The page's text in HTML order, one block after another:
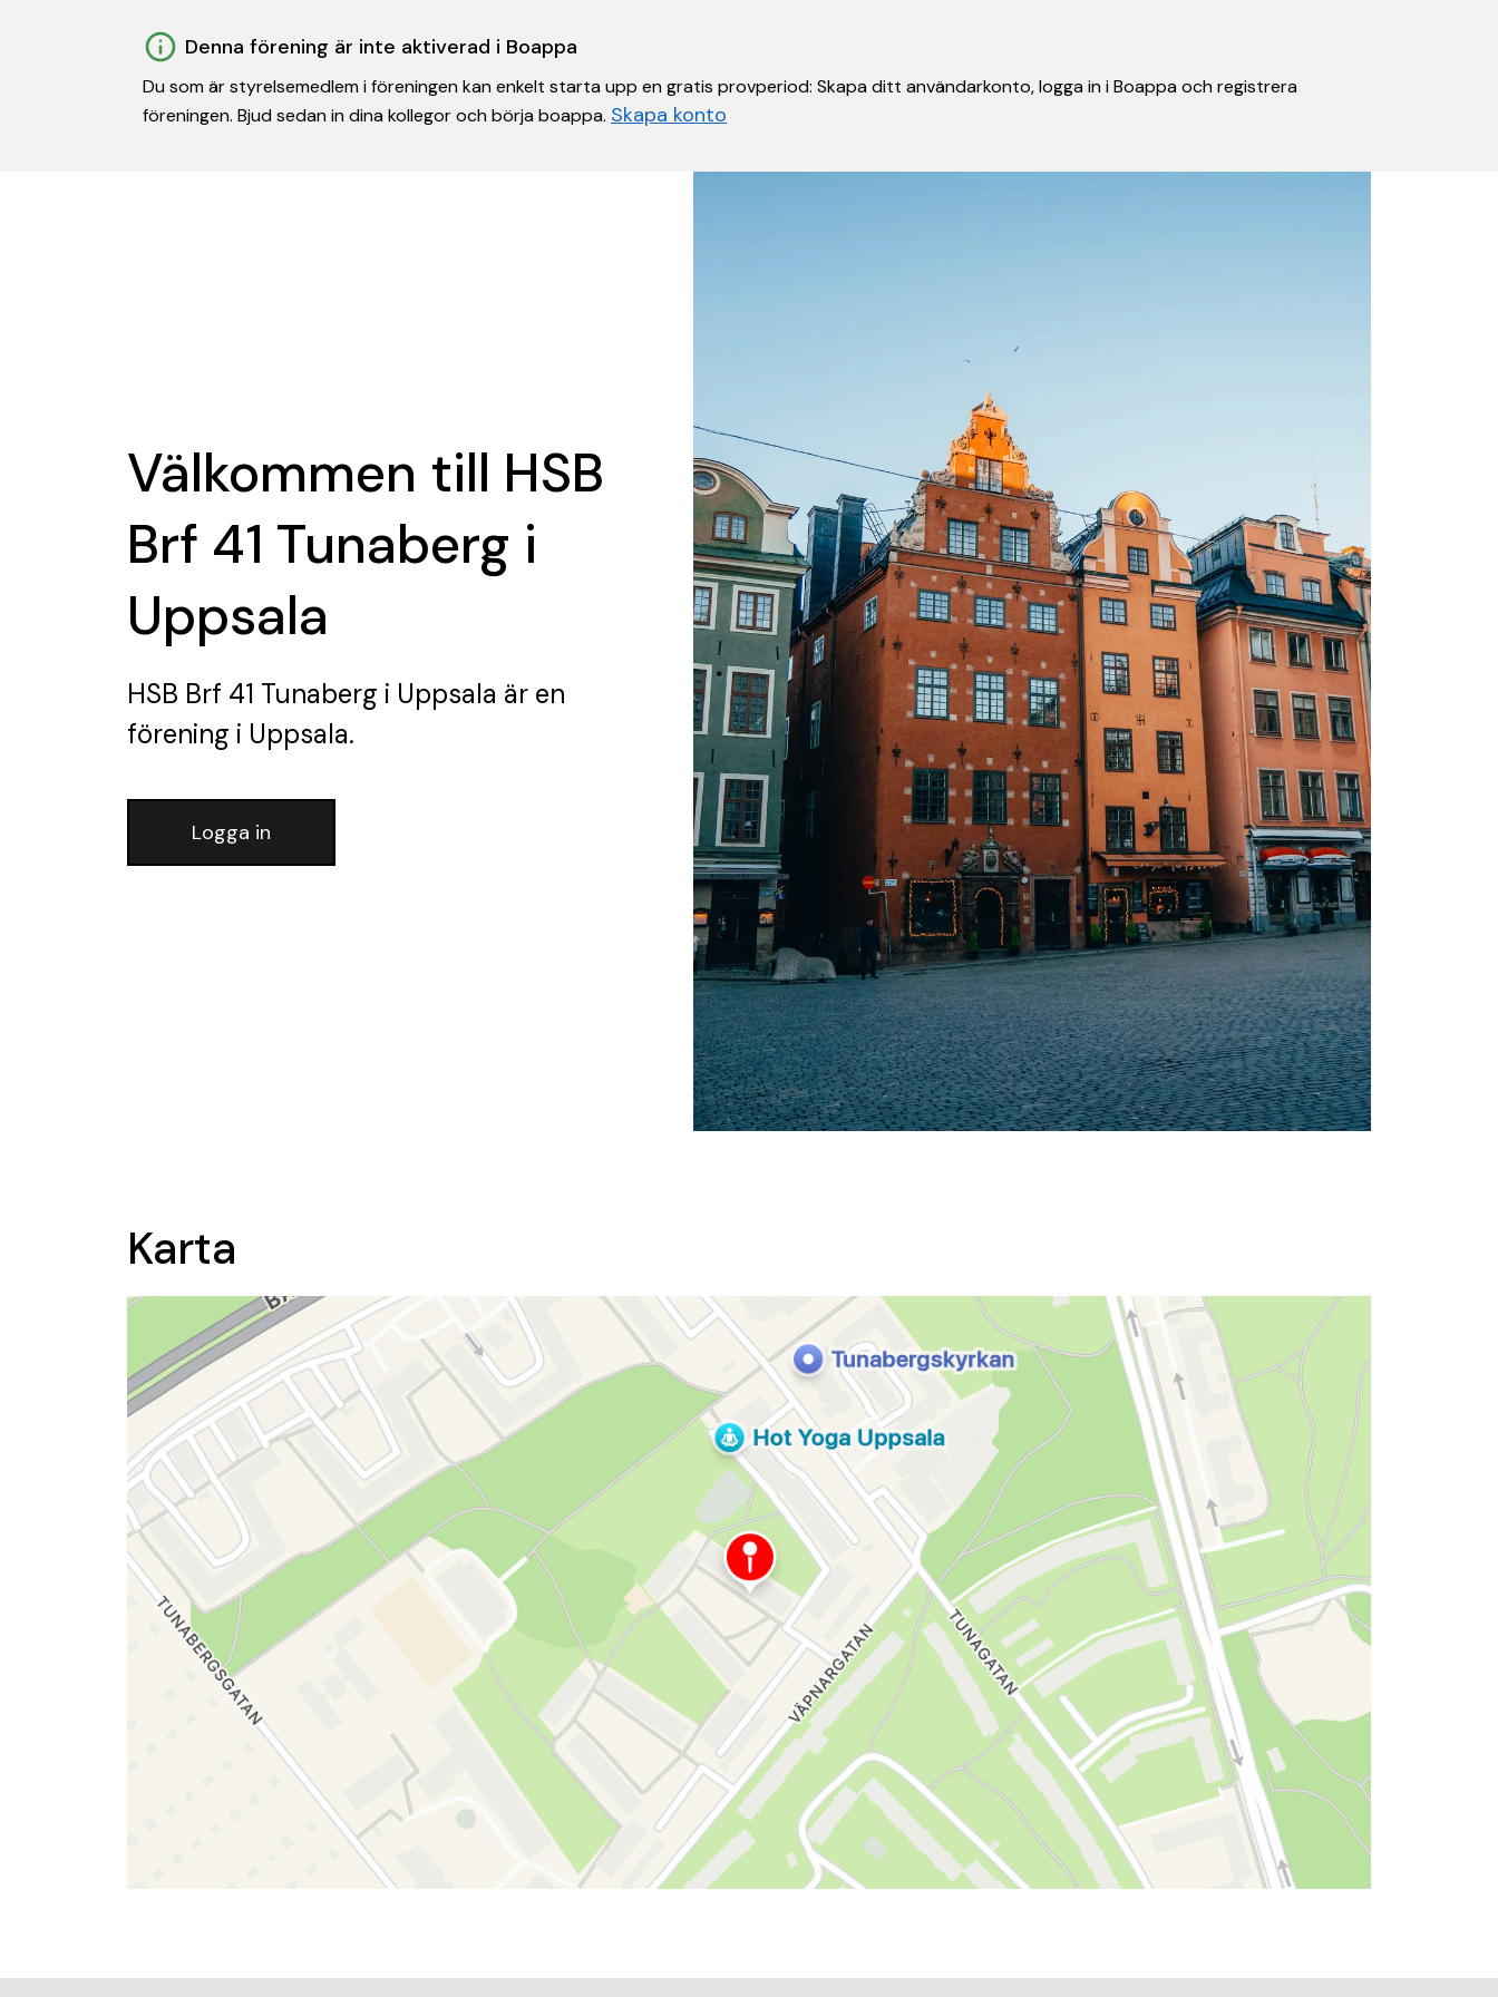
Denna förening är inte aktiverad i Boappa
Du som är styrelsemedlem i föreningen kan enkelt starta upp en gratis provperiod: Skapa ditt användarkonto, logga in i Boappa och registrera
föreningen. Bjud sedan in dina kollegor och börja boappa. Skapa konto
Välkommen till HSB
Brf 41 Tunaberg i
Uppsala
HSB Brf 41 Tunaberg i Uppsala är en
förening i Uppsala.
Logga in
Karta